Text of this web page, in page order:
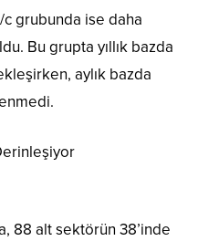
c grubunda ise daha
Bu grupta yıllık bazda
aylık bazda
88 alt sektörün 38’inde